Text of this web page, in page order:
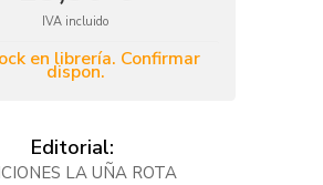
IVA incluido
en librería. Confirmar
dispon.
Editorial:
LA UÑA ROTA